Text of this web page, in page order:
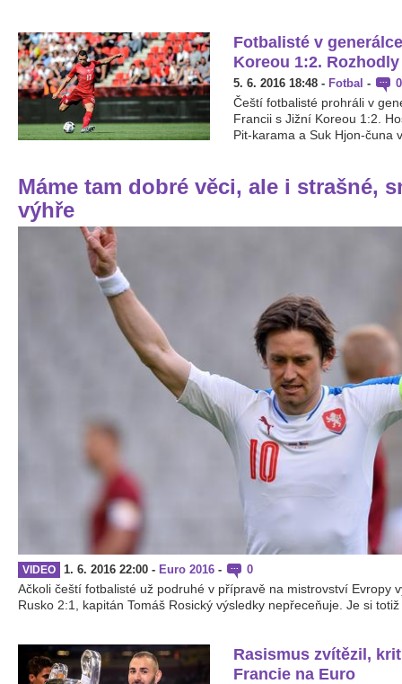
Fotbalisté v
Koreou 1:2.
5. 6. 2016 18:48 - Fotbal - 0
Čeští fotbalisté prohráli v
Francii s Jižní Koreou 1:2.
Pit-karama a Suk Hjon-čuna
Máme tam dobré věci, ale i strašné,
výhře
VIDEO 1. 6. 2016 22:00 - Euro 2016 - 0
Ačkoli čeští fotbalisté už podruhé v přípravě na mistrovství Evropy
Rusko 2:1, kapitán Tomáš Rosický výsledky nepřeceňuje. Je si
Rasismus zvítězil,
Francie na Euro